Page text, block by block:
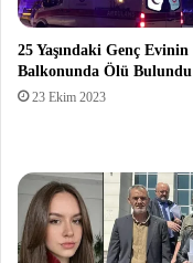
25 Yaşındaki Genç Evinin
Balkonunda Ölü Bulundu
23 Ekim 2023